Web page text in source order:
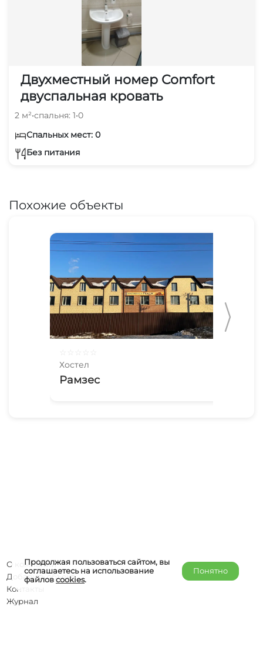
Двухместный номер Comfort
двуспальная кровать
2 м²•спальня: 1•0
Спальных мест: 0
Без питания
Похожие объекты
Хостел
Рамзес
Продолжая пользоваться сайтом, вы
соглашаетесь на использование
файловcookies.
Понятно
О компании
Добавить объект
Контакты
Журнал